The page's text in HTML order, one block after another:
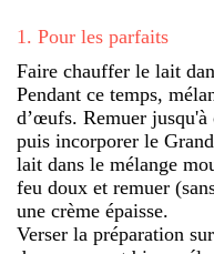
1 . Pour les parfaits
Faire chauffer le lait
Pendant ce temps,
d’œufs. Remuer
puis incorporer le
lait dans le mélange
feu doux et remuer
une crème épaisse.
Verser la préparation